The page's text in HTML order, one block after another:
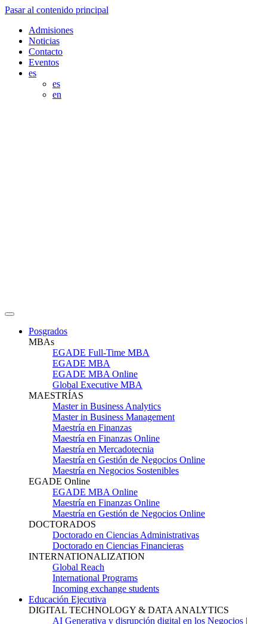
Pasar al contenido principal
Admisiones
Noticias
Contacto
Eventos
es
es
en
Posgrados
MBAs
EGADE Full-Time MBA
EGADE MBA
EGADE MBA Online
Global Executive MBA
MAESTRÍAS
Master in Business Analytics
Master in Business Management
Maestría en Finanzas
Maestría en Finanzas Online
Maestría en Mercadotecnia
Maestría en Gestión de Negocios Online
Maestría en Negocios Sostenibles
EGADE Online
EGADE MBA Online
Maestría en Finanzas Online
Maestría en Gestión de Negocios Online
DOCTORADOS
Doctorado en Ciencias Administrativas
Doctorado en Ciencias Financieras
INTERNATIONALIZATION
Global Reach
International Programs
Incoming exchange students
Educación Ejecutiva
DIGITAL TECHNOLOGY & DATA ANALYTICS
AI Generativa y disrupción digital en los Negocios |